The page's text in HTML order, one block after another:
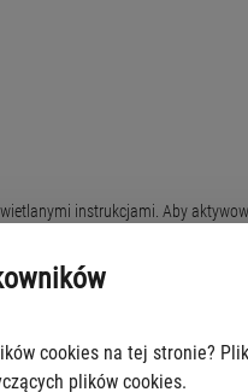
instrukcjami. Aby
się na rowerze lub wpisz numer
cookies na tej stronie?
plików cookies.